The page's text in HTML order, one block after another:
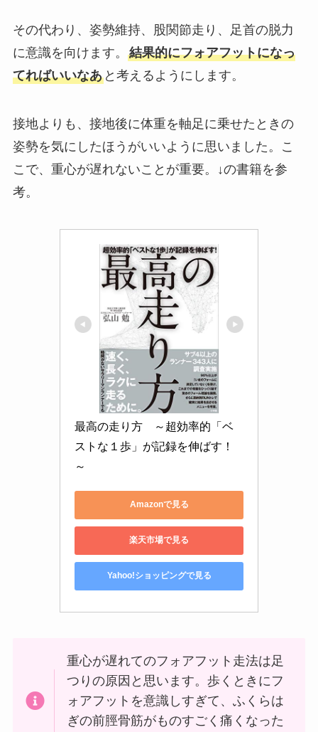
その代わり、姿勢維持、股関節走り、足首の脱力
に意識を向けます。 結果的にフォアフットになっ
てればいいなあと考えるようにします。
接地よりも、接地後に体重を軸足に乗せたときの
姿勢を気にしたほうがいいように思いました。こ
こで、重心が遅れないことが重要。↓の書籍を参
考。
最高の走り方　～超効率的「ベ
ストな１歩」が記録を伸ばす！
～
Amazonで見る
楽天市場で見る
Yahoo!ショッピングで見る
重心が遅れてのフォアフット走法は足
つりの原因と思います。歩くときにフ
ォアフットを意識しすぎて、ふくらは
ぎの前脛骨筋がものすごく痛くなった